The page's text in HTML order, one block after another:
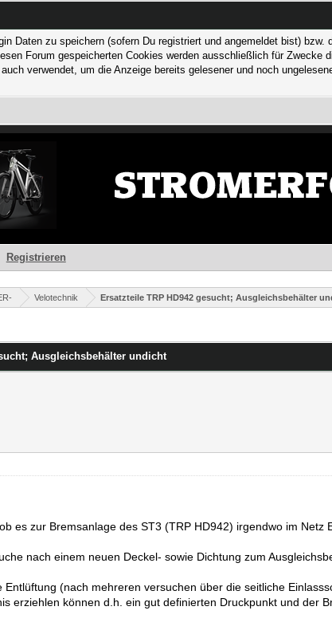
Daten zu speichern (sofern Du registriert und angemeldet bist)
Forum gespeicherten Cookies werden ausschließlich für
verwendet, um die Anzeige bereits gelesener und noch
Registrieren
Velotechnik Ersatzteile TRP HD942 gesucht; Ausgleichsbehälter
Ausgleichsbehälter undicht
es zur Bremsanlage des ST3 (TRP HD942) irgendwo im Netz
nach einem neuen Deckel- sowie Dichtung zum
Entlüftung (nach mehreren versuchen über die seitliche
erziehlen können d.h. ein gut definierten Druckpunkt und der